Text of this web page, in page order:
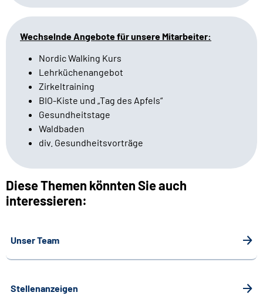
Wechselnde Angebote für unsere Mitarbeiter:
Nordic Walking Kurs
Lehrküchenangebot
Zirkeltraining
BIO-Kiste und „Tag des Apfels“
Gesundheitstage
Waldbaden
div. Gesundheitsvorträge
Diese Themen könnten Sie auch
interessieren:
Unser Team
Stellenanzeigen